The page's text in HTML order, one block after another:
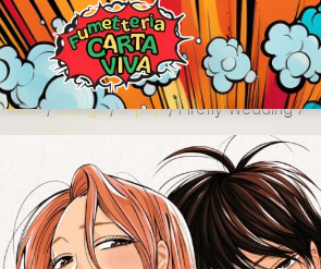
e la disponibilità dei prodotti
Home/Manga/J-pop/ Firefly Wedding 7